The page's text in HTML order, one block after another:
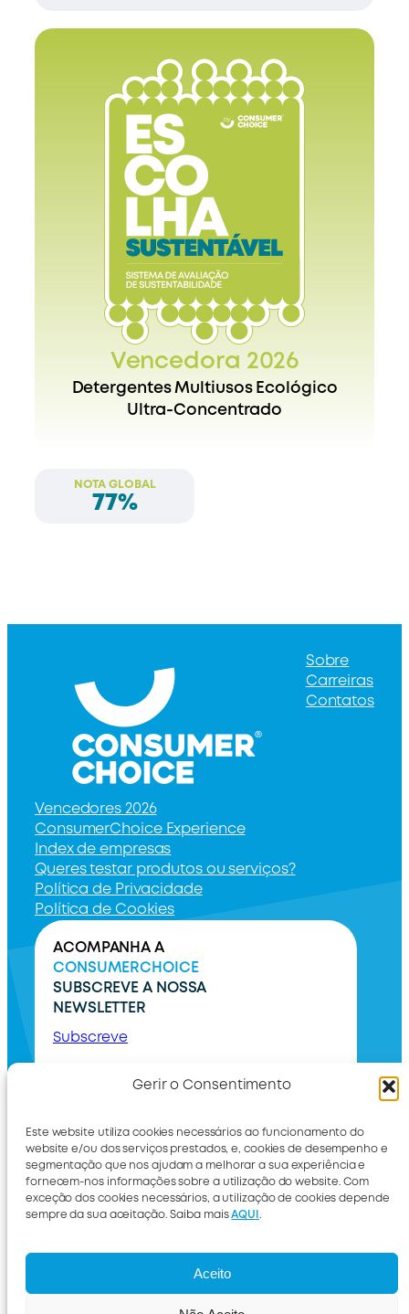
Gerir o Consentimento
Este website utiliza cookies necessários ao funcionamento do
website e/ou dos serviços prestados, e, cookies de desempenho e
segmentação que nos ajudam a melhorar a sua experiência e
fornecem-nos informações sobre a utilização do website. Com
exceção dos cookies necessários, a utilização de cookies depende
sempre da sua aceitação. Saiba maisAQUI
Aceito
Vencedora 2026
Detergentes Multiusos Ecológico
Ultra-Concentrado
NOTA GLOBAL
77%
Sobre
Carreiras
Contatos
Vencedores 2026
ConsumerChoice Experience
Index de empresas
Queres testar produtos ou serviços?
Política de Privacidade
Política de Cookies
ACOMPANHA A
CONSUMERCHOICE
SUBSCREVE A NOSSA
NEWSLETTER
Subscreve